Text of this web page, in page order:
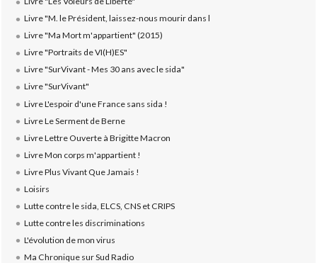
Livre "M. le Président, laissez-nous mourir dans l
Livre "Ma Mort m'appartient" (2015)
Livre "Portraits de VI(H)ES"
Livre "SurVivant - Mes 30 ans avec le sida"
Livre "SurVivant"
Livre L'espoir d'une France sans sida !
Livre Le Serment de Berne
Livre Lettre Ouverte à Brigitte Macron
Livre Mon corps m'appartient !
Livre Plus Vivant Que Jamais !
Loisirs
Lutte contre le sida, ELCS, CNS et CRIPS
Lutte contre les discriminations
L'évolution de mon virus
Ma Chronique sur Sud Radio